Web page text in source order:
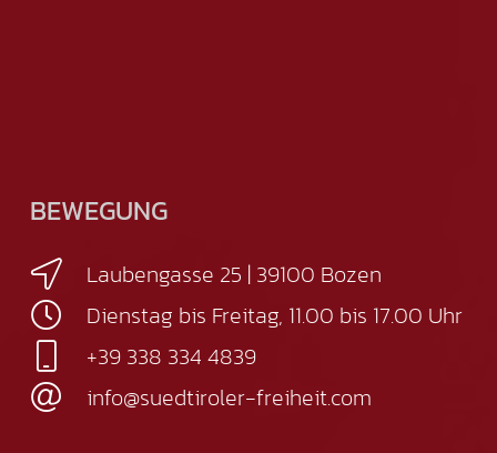
BEWEGUNG
Laubengasse 25 | 39100 Bozen
Dienstag bis Freitag, 11.00 bis 17.00 Uhr
+39 338 334 4839
info@suedtiroler-freiheit.com